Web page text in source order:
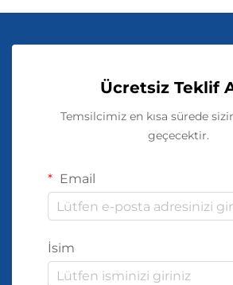
Ücretsiz Teklif
Temsilcimiz en kısa sürede
geçecektir.
Email
İsim